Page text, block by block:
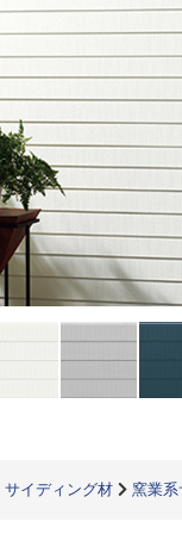
サイディング材 窯業